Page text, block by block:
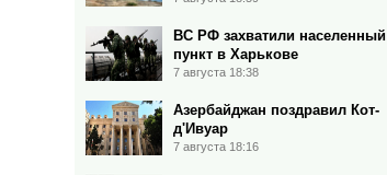
ВС РФ захватили населенный
пункт в Харькове
7 августа 18:38
Азербайджан поздравил Кот-
д'Ивуар
7 августа 18:16